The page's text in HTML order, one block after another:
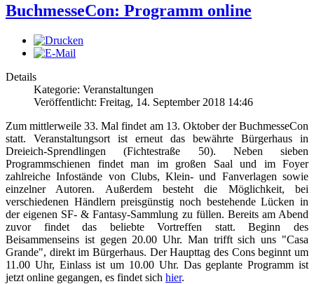
BuchmesseCon: Programm online
Details
Kategorie: Veranstaltungen
Veröffentlicht: Freitag, 14. September 2018 14:46
Zum mittlerweile 33. Mal findet am 13. Oktober der BuchmesseCon
statt. Veranstaltungsort ist erneut das bewährte Bürgerhaus in
Dreieich-Sprendlingen (Fichtestraße 50). Neben sieben
Programmschienen findet man im großen Saal und im Foyer
zahlreiche Infostände von Clubs, Klein- und Fanverlagen sowie
einzelner Autoren. Außerdem besteht die Möglichkeit, bei
verschiedenen Händlern preisgünstig noch bestehende Lücken in
der eigenen SF- & Fantasy-Sammlung zu füllen. Bereits am Abend
zuvor findet das beliebte Vortreffen statt. Beginn des
Beisammenseins ist gegen 20.00 Uhr. Man trifft sich uns "Casa
Grande", direkt im Bürgerhaus. Der Haupttag des Cons beginnt um
11.00 Uhr, Einlass ist um 10.00 Uhr. Das geplante Programm ist
jetzt online gegangen, es findet sich hier.